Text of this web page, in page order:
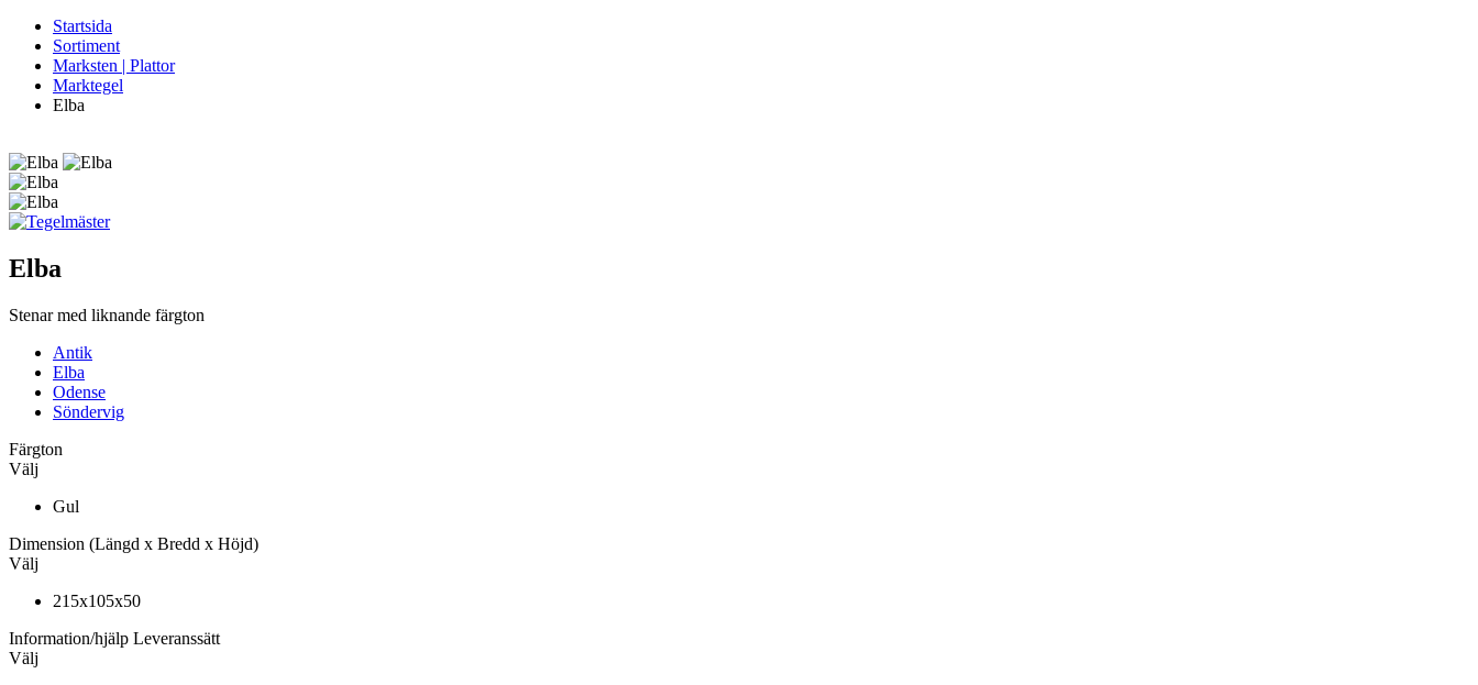
Startsida
Sortiment
Marksten | Plattor
Marktegel
Elba
Elba
Stenar med liknande färgton
Antik
Elba
Odense
Söndervig
Färgton
Välj
Gul
Dimension (Längd x Bredd x Höjd)
Välj
215x105x50
Information/hjälp Leveranssätt
Välj